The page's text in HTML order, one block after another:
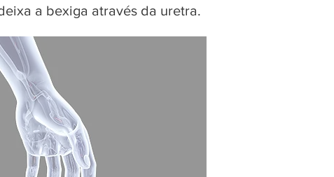
a bexiga através da uretra.